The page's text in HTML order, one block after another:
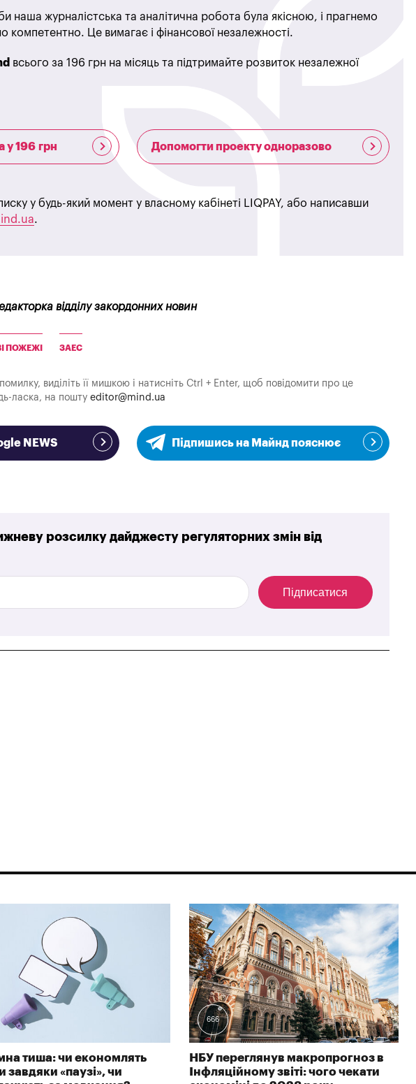
журналістська та аналітична робота була якісною, і прагнемо
компетентно. Це вимагає і фінансової незалежності.
всього за 196 грн на місяць та підтримайте розвиток незалежної
у 196 грн Допомогти проекту одноразово
у будь-який момент у власному кабінеті LIQPAY, або написавши
.
відділу закордонних новин
ПОЖЕЖІ ЗАЕС
виділіть її мишкою і натисніть Ctrl + Enter, щоб повідомити про це
ласка, на пошту editor@mind.ua
NEWS Підпишись на Майнд пояснює
розсилку дайджесту регуляторних змін від
Підписатися
тиша: чи економлять
завдяки «паузі», чи
666
НБУ переглянув макропрогноз в
Інфляційному звіті: чого чекати